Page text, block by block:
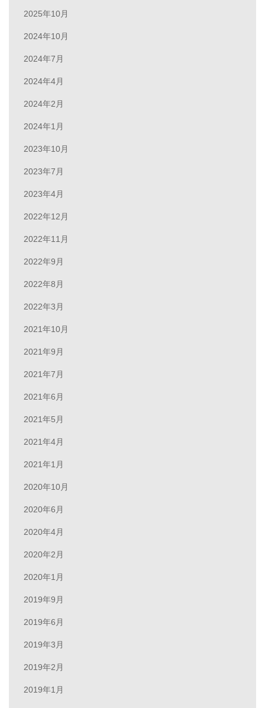
2025年10月
2024年10月
2024年7月
2024年4月
2024年2月
2024年1月
2023年10月
2023年7月
2023年4月
2022年12月
2022年11月
2022年9月
2022年8月
2022年3月
2021年10月
2021年9月
2021年7月
2021年6月
2021年5月
2021年4月
2021年1月
2020年10月
2020年6月
2020年4月
2020年2月
2020年1月
2019年9月
2019年6月
2019年3月
2019年2月
2019年1月